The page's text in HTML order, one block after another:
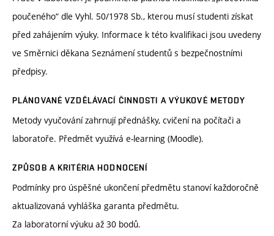
poučeného“ dle Vyhl. 50/1978 Sb., kterou musí studenti získat
před zahájením výuky. Informace k této kvalifikaci jsou uvedeny
ve Směrnici děkana Seznámení studentů s bezpečnostními
předpisy.
PLÁNOVANÉ VZDĚLÁVACÍ ČINNOSTI A VÝUKOVÉ METODY
Metody vyučování zahrnují přednášky, cvičení na počítači a
laboratoře. Předmět využívá e-learning (Moodle).
ZPŮSOB A KRITÉRIA HODNOCENÍ
Podmínky pro úspěšné ukončení předmětu stanoví každoročně
aktualizovaná vyhláška garanta předmětu.
Za laboratorní výuku až 30 bodů.